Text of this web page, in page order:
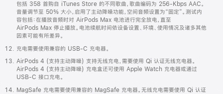
包括 358 首购自 iTunes Store 的不同歌曲，歌曲编码为 256-Kbps AAC。
音量调节至 50% 大小，启用了主动降噪功能，空间音频设置为“固定”。测试内
容包括：在播放音频时对 AirPods Max 电池进行完全放电，直至
AirPods Max 停止播放。电池续航时间依设备设置、环境、使用情况及诸多其他
因素可能有所差异。
充电需要使用兼容的 USB-C 充电器。
AirPods 4 (支持主动降噪) 支持无线充电，需要使用 Qi 认证无线充电器。
AirPods 4 (支持主动降噪) 充电盒还可使用 Apple Watch 充电器或通过
USB-C 接口充电。
MagSafe 充电需要使用兼容的 MagSafe 充电器。无线充电需要使用 Qi 认证